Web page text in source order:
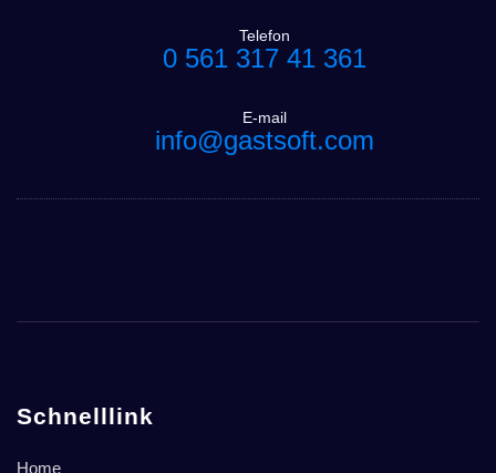
Telefon
0 561 317 41 361
E-mail
info@gastsoft.com
Schnelllink
Home